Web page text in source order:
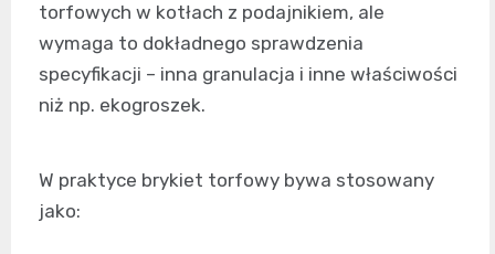
torfowych w kotłach z podajnikiem, ale
wymaga to dokładnego sprawdzenia
specyfikacji – inna granulacja i inne właściwości
niż np. ekogroszek.
W praktyce brykiet torfowy bywa stosowany
jako: